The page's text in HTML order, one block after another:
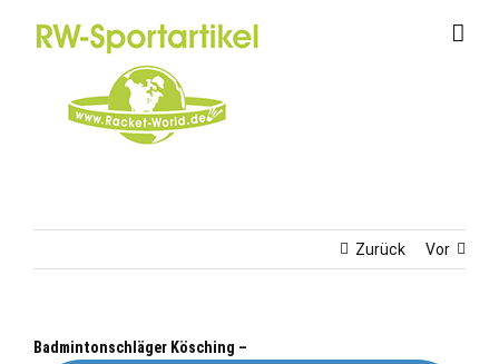
Zurück Vor
Badmintonschläger Kösching –